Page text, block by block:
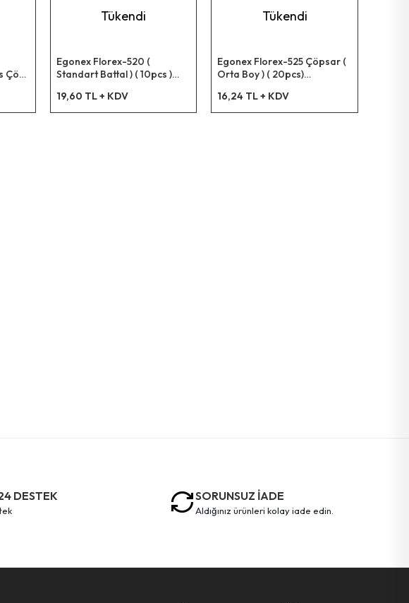
Çöp
Tükendi
Egonex Florex-520 (
Standart Battal ) ( 10pcs )
19,60 TL + KDV
Tükendi
Egonex Florex-525 Çöpsar (
Orta Boy ) ( 20pcs)
16,24 TL + KDV
DESTEK SORUNSUZ İADE
aldığınız ürünleri kolay iade edin.